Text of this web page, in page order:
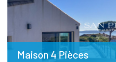
Maison 4 Pièces